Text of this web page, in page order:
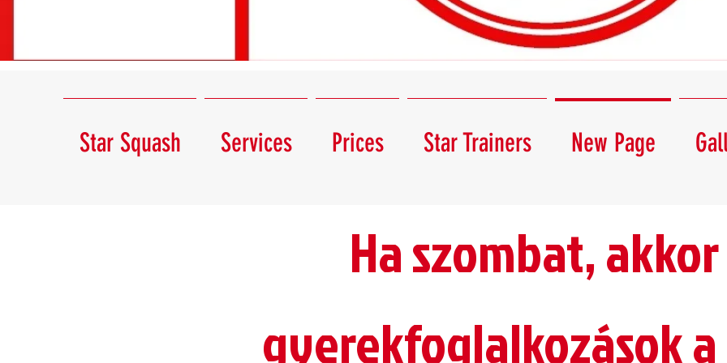
Star Squash Services Prices Star Trainers New Page
Ha szombat, akkor
gyerekfoglalkozások